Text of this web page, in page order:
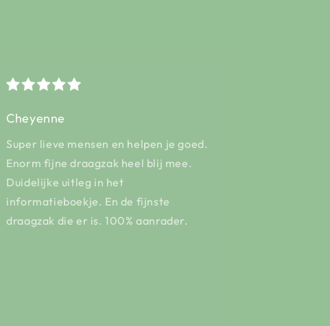
Cheyenne
Super lieve mensen en helpen je goed.
Enorm fijne draagzak heel blij mee.
Duidelijke uitleg in het
informatieboekje. En de fijnste
draagzak die er is. 100% aanrader.